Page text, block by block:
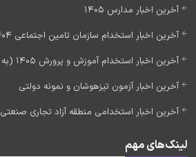
آخرین اخبار مدارس 1405
آخرین اخبار استخدام سازمان تامین اجتماعی 1404 (به زودی)
آخرین اخبار استخدام آموزش و پرورش 1405 (به زودی)
آخرین اخبار آزمون تیزهوشان و نمونه دولتی
آخرین اخبار استخدامی منطقه آزاد تجاری صنعتی 1405
لینک‌های مهم